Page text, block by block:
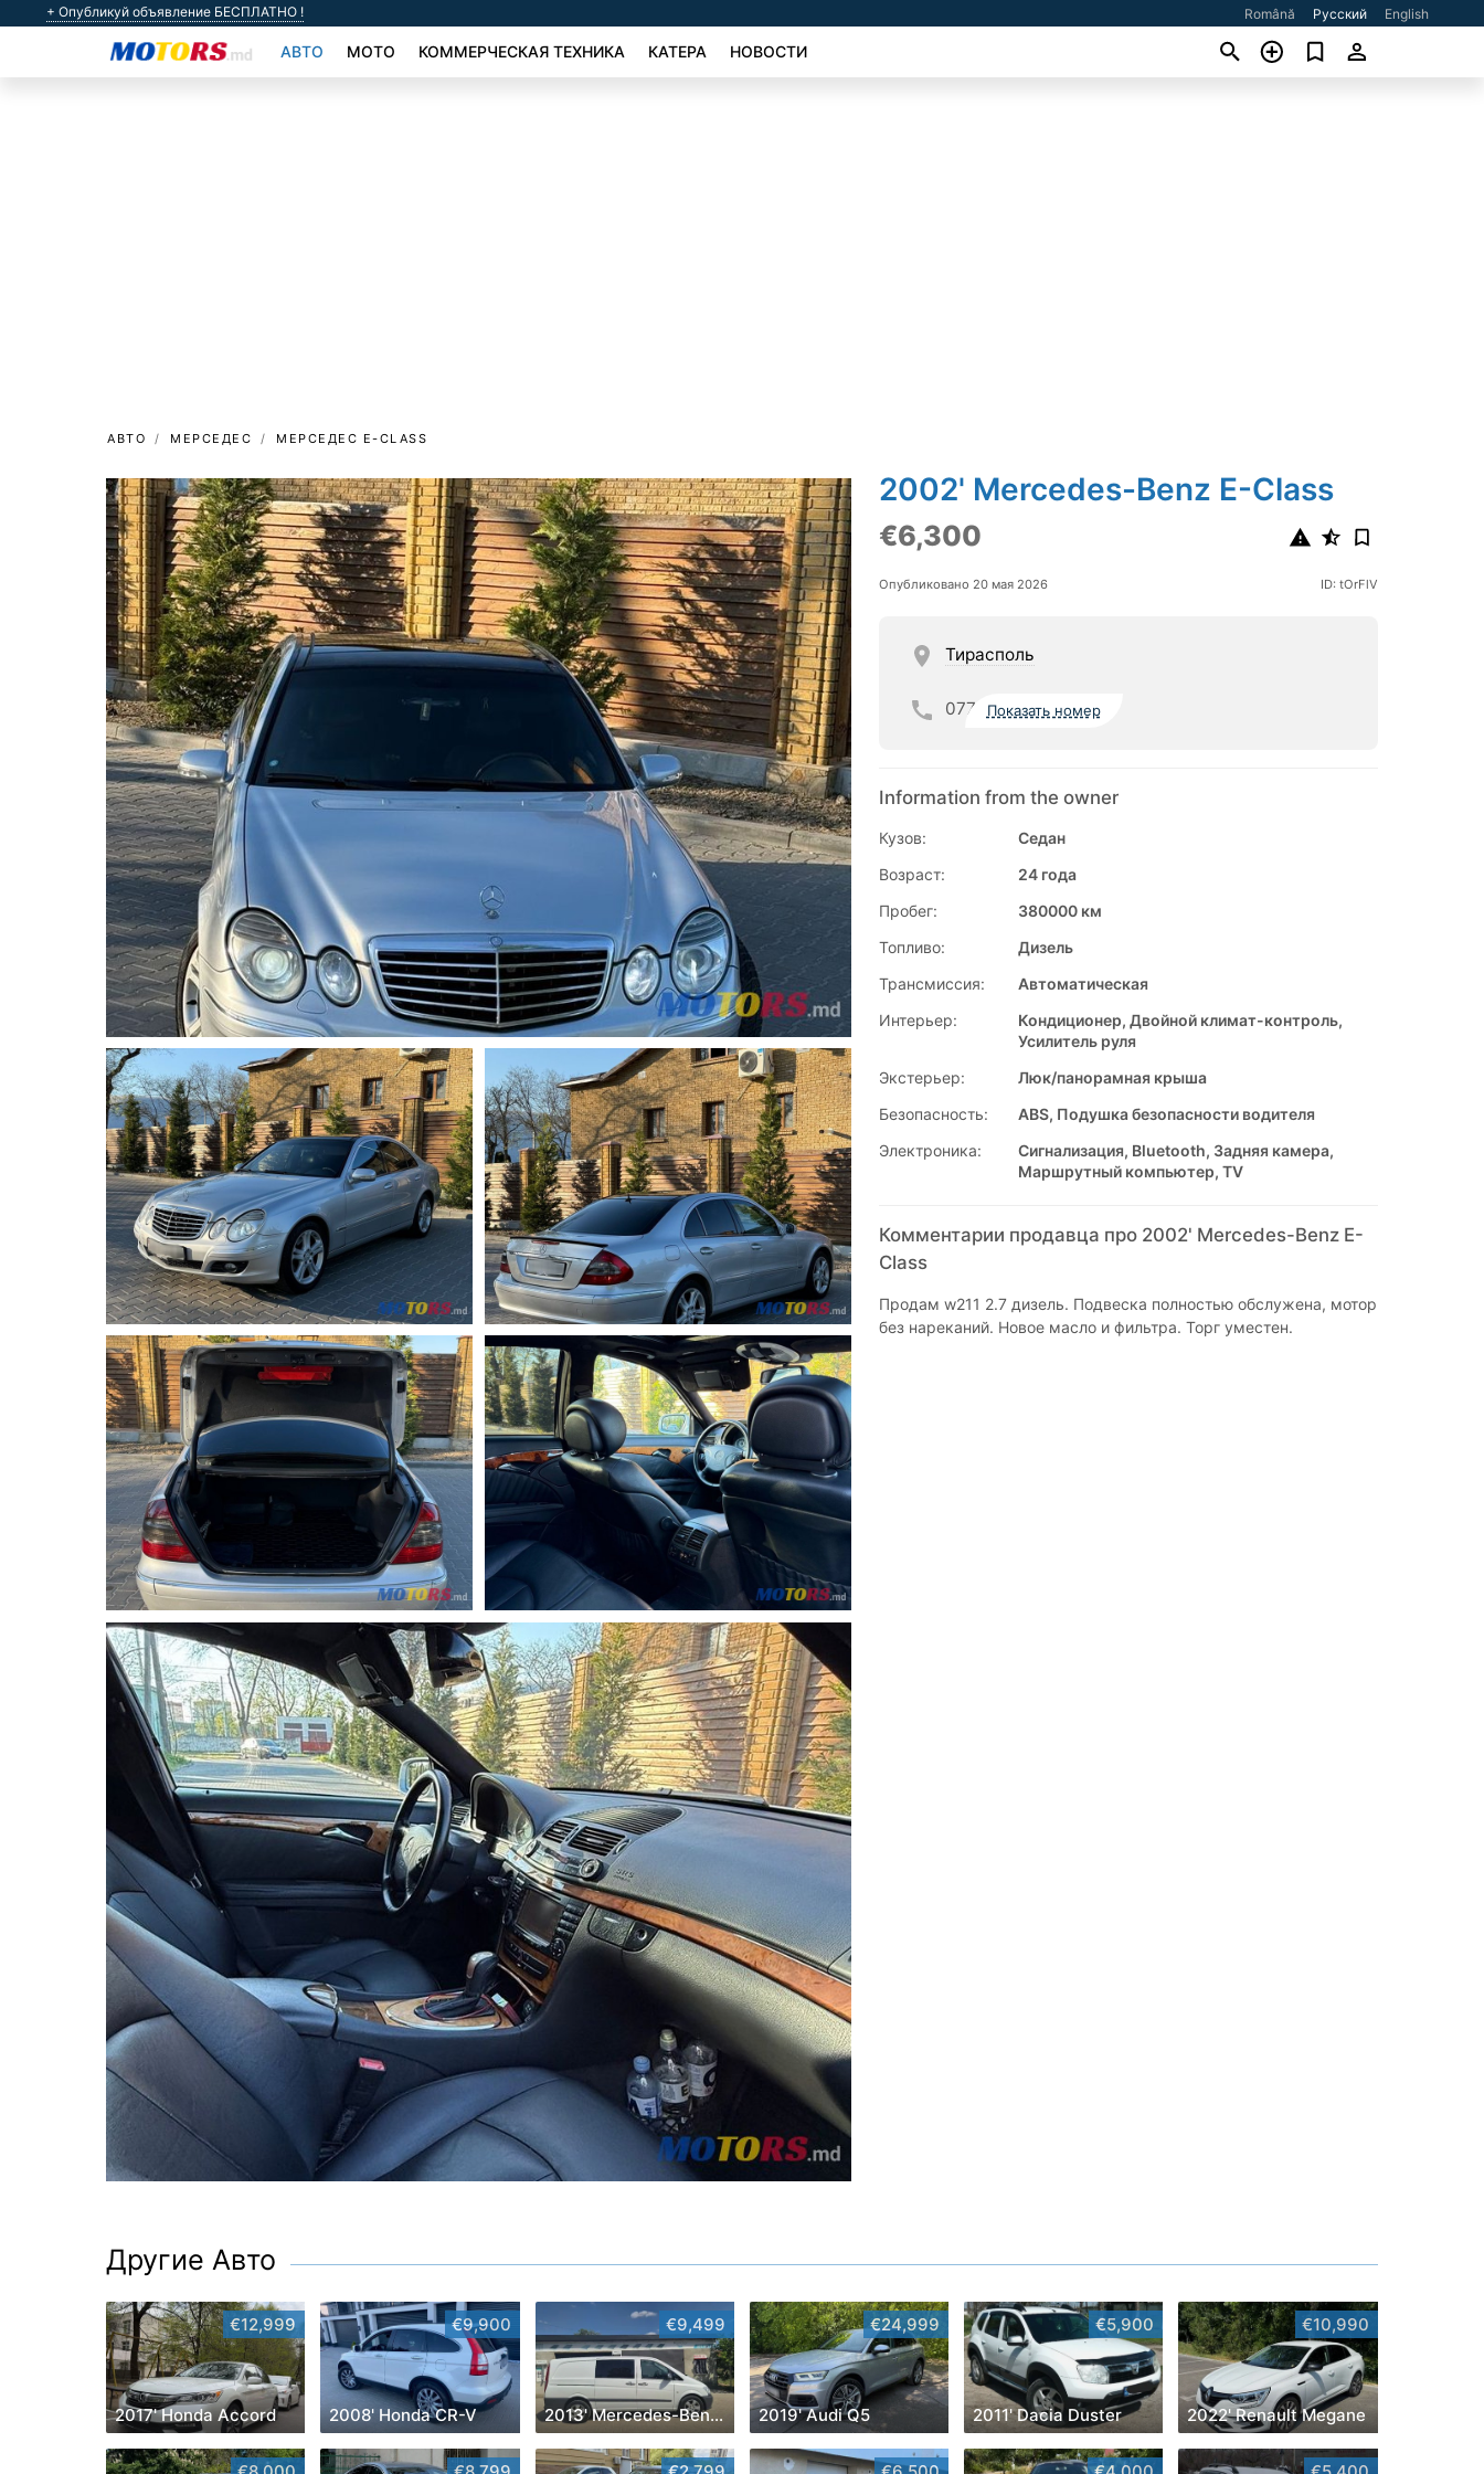
+ Опубликуй объявление БЕСПЛАТНО ! Română Русский English
АВТО МОТО КОММЕРЧЕСКАЯ ТЕХНИКА КАТЕРА НОВОСТИ
АВТО МЕРСЕДЕС МЕРСЕДЕС E-CLASS
2002' Mercedes-Benz E-Class
€6,300
Опубликовано 20 мая 2026 ID: tOrFlV
Тирасполь
077 Показать номер
Information from the owner
Кузов:
Седан
Возраст:
24 года
Пробег:
380000 км
Топливо:
Дизель
Трансмиссия:
Автоматическая
Интерьер:
Кондиционер, Двойной климат-контроль,
Усилитель руля
Экстерьер:
Люк/панорамная крыша
Безопасность:
ABS, Подушка безопасности водителя
Электроника:
Сигнализация, Bluetooth, Задняя камера,
Маршрутный компьютер, TV
Комментарии продавца про 2002' Mercedes-Benz E-
Class
Продам w211 2.7 дизель. Подвеска полностью обслужена, мотор
без нареканий. Новое масло и фильтра. Торг уместен.
Другие Авто
€12,999
2017' Honda Accord
€9,900
2008' Honda CR-V
€9,499
2013' Mercedes-Benz Vito
€24,999
2019' Audi Q5
€5,900
2011' Dacia Duster
€10,990
2022' Renault Megane